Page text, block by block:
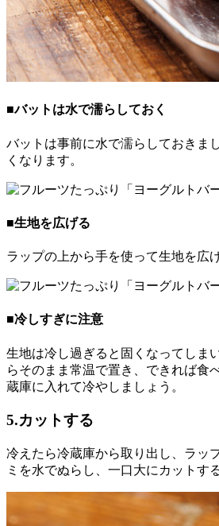
■バットは水で濡らしておく
バットは事前に水で濡らしておきま
くなります。
■生地を広げる
ラップの上から手を使って生地を広
■冷しすぎに注意
生地は冷し過ぎると固くなってしま
らそのまま常温で置き、できれば食
蔵庫に入れて冷やしましょう。
5.カットする
冷えたら冷蔵庫から取り出し、ラッ
ミを水でぬらし、一口大にカットする